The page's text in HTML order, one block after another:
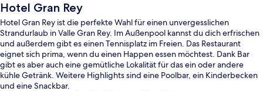
Hotel Gran Rey
Hotel Gran Rey ist die perfekte Wahl für einen unvergesslichen
Strandurlaub in Valle Gran Rey. Im Außenpool kannst du dich erfrischen
und außerdem gibt es einen Tennisplatz im Freien. Das Restaurant
eignet sich prima, wenn du einen Happen essen möchtest. Dank Bar
gibt es aber auch eine gemütliche Lokalität für das ein oder andere
kühle Getränk. Weitere Highlights sind eine Poolbar, ein Kinderbecken
und eine Snackbar.